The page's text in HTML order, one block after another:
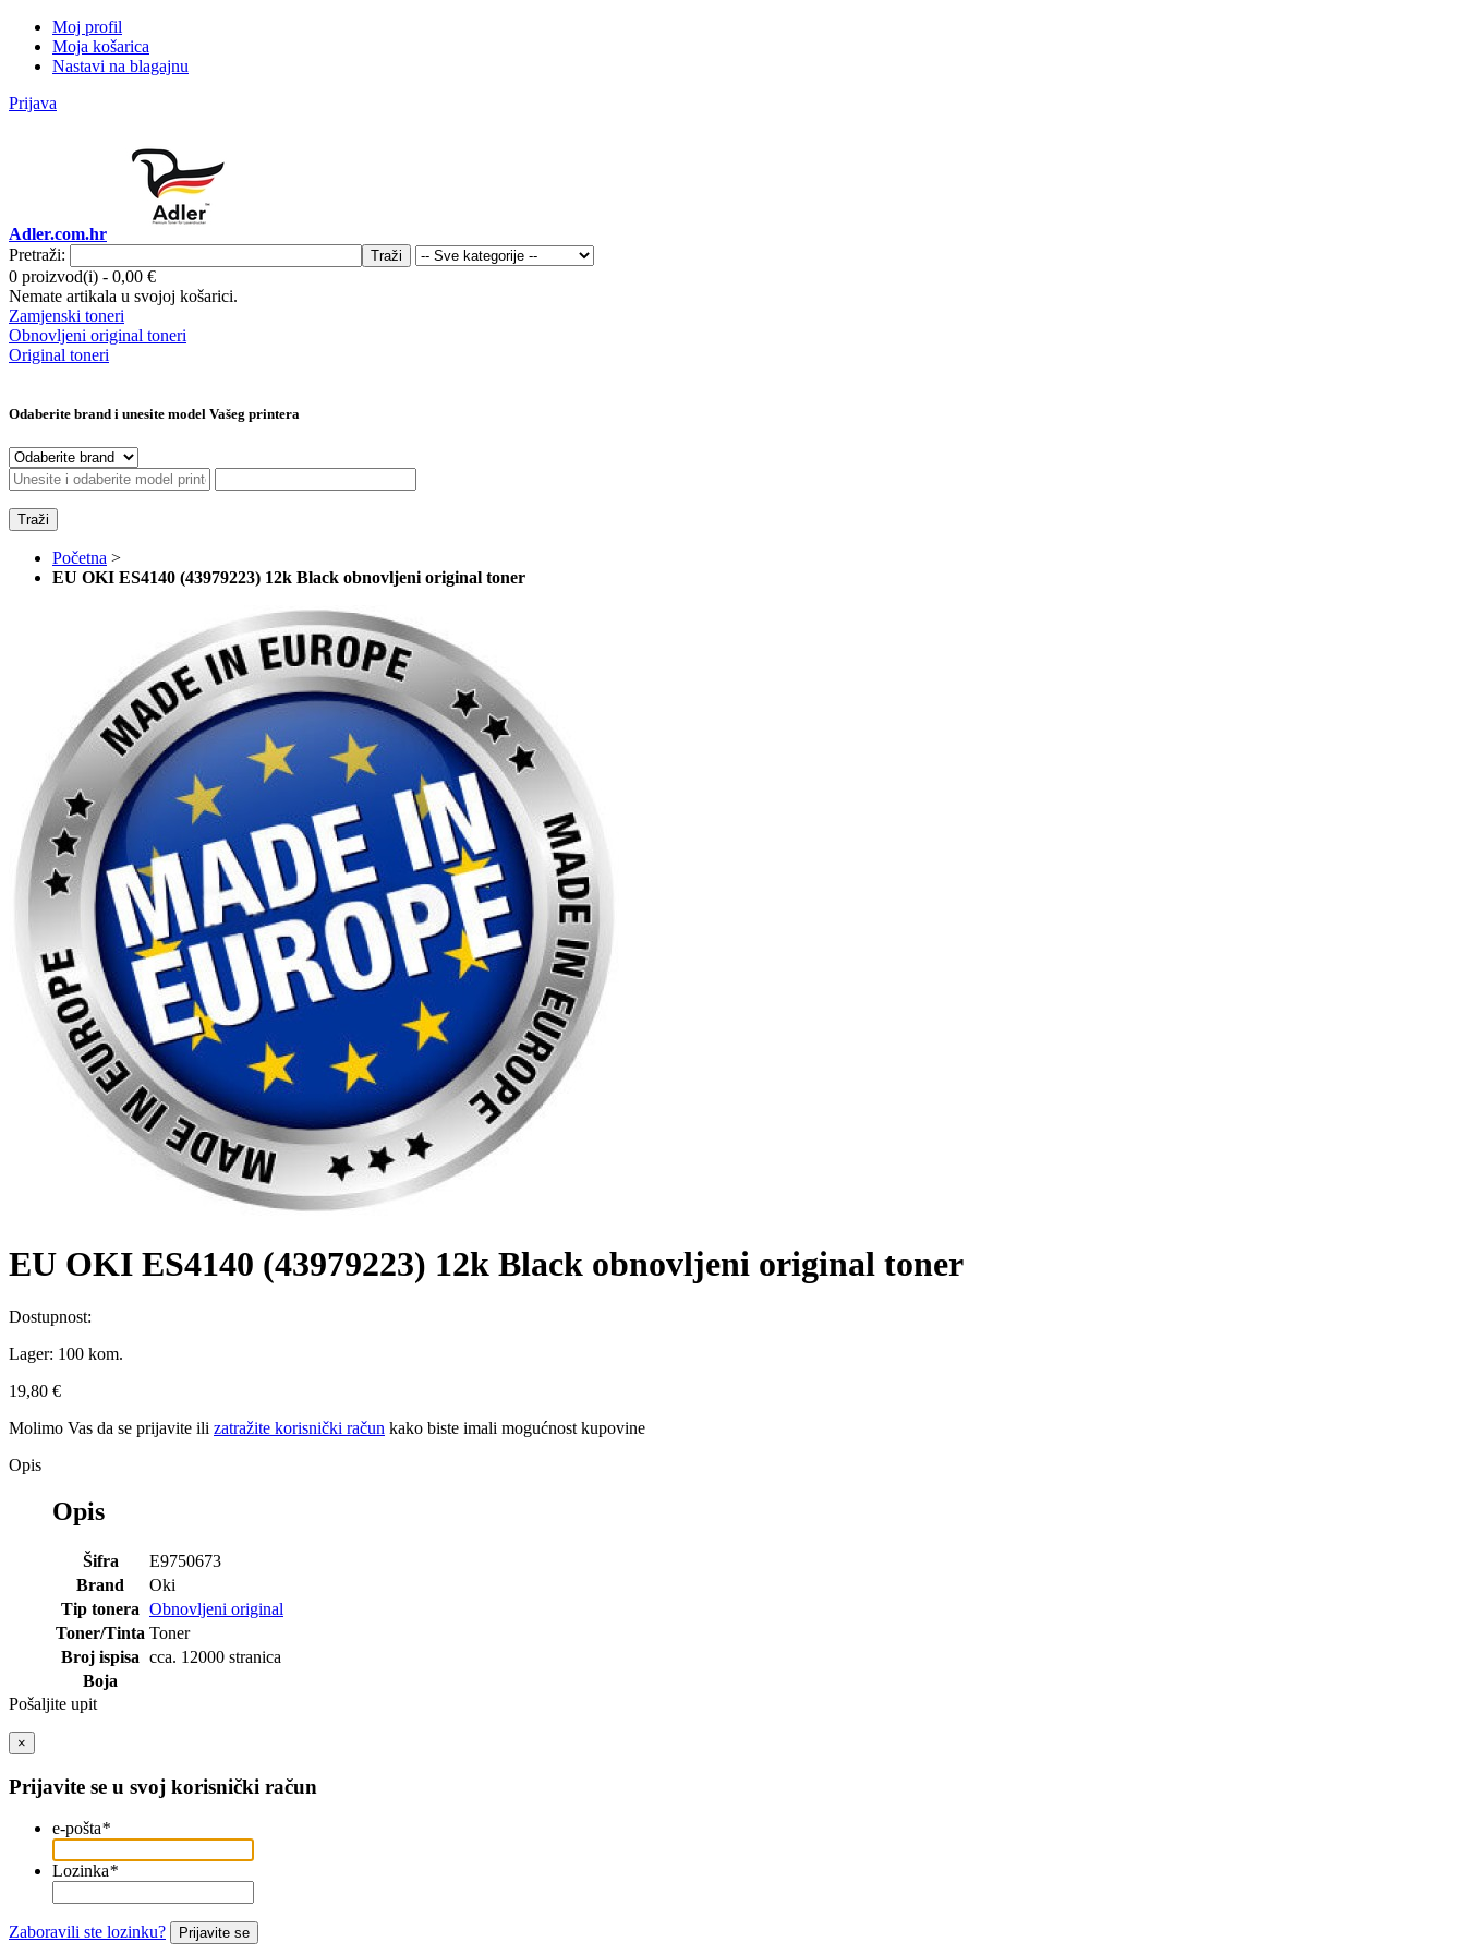
Moj profil
Moja košarica
Nastavi na blagajnu
Prijava
Adler.com.hr
Pretraži:
Traži
0 proizvod(i) - 0,00 €
Nemate artikala u svojoj košarici.
Zamjenski toneri
Obnovljeni original toneri
Original toneri
Odaberite brand i unesite model Vašeg printera
Traži
Početna >
EU OKI ES4140 (43979223) 12k Black obnovljeni original toner
EU OKI ES4140 (43979223) 12k Black obnovljeni original toner
Dostupnost:
Lager: 100 kom.
19,80 €
Molimo Vas da se prijavite ili zatražite korisnički račun kako biste imali mogućnost kupovine
Opis
Opis
Šifra
E9750673
Brand
Oki
Tip tonera Obnovljeni original
Toner/Tinta Toner
Broj ispisa cca. 12000 stranica
Boja
Pošaljite upit
×
Prijavite se u svoj korisnički račun
e-pošta*
Lozinka*
Zaboravili ste lozinku? Prijavite se